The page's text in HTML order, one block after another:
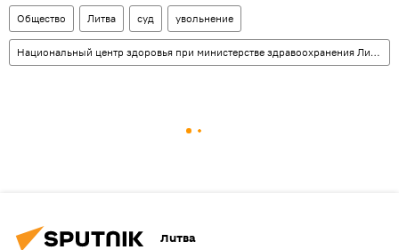
Общество Литва суд увольнение
Национальный центр здоровья при министерстве здравоохранения Литвы
Литва